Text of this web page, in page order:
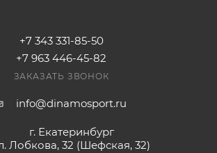
+7 343 331-85-50
+7 963 446-45-82
ЗАКАЗАТЬ ЗВОНОК
info@dinamosport.ru
г. Екатеринбург
Лобкова, 32 (Шефская, 32)